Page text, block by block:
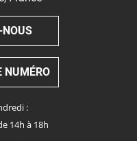
NUMÉRO
:
14h à 18h